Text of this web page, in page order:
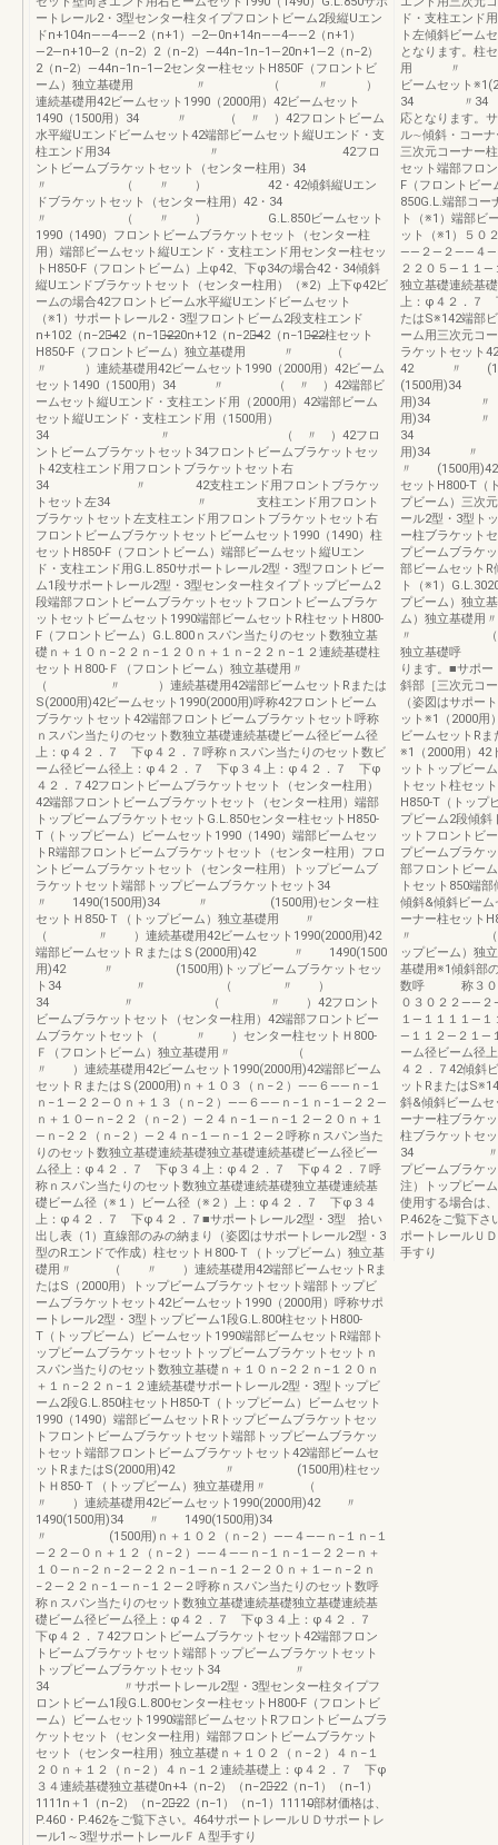
ートレール2・3型センター柱タイプフロントビーム2段縦Uエン
ドn+104n――4――2（n+1）―2―0n+14n――4――2（n+1）
―2―n+10―2（n−2）2（n−2）―44n−1n−1―20n+1―2（n−2）
2（n−2）―44n−1n−1―2センター柱セットH850F（フロントビ
ーム）独立基礎用 〃 （ 〃 ）
連続基礎用42ビームセット1990（2000用）42ビームセット
1490（1500用）34 〃 （ 〃 ）42フロントビーム
水平縦Uエンドビームセット42端部ビームセット縦Uエンド・支
柱エンド用34 〃 42フロ
ントビームブラケットセット（センター柱用）34
〃 （ 〃 ） 42・42傾斜縦Uエン
ドブラケットセット（センター柱用）42・34
〃 （ 〃 ） G.L.850ビームセット
1990（1490）フロントビームブラケットセット（センター柱
用）端部ビームセット縦Uエンド・支柱エンド用センター柱セッ
トH850-F（フロントビーム）上φ42、下φ34の場合42・34傾斜
縦Uエンドブラケットセット（センター柱用）（※2）上下φ42ビ
ームの場合42フロントビーム水平縦Uエンドビームセット
（※1）サポートレール2・3型フロントビーム2段支柱エンド
n+102（n−2）̶̶4̶̶2（n−1）̶2̶2̶0n+12（n−2）̶̶4̶̶2（n−1）̶2̶2̶柱セット
H850-F（フロントビーム）独立基礎用 〃 （
〃 ）連続基礎用42ビームセット1990（2000用）42ビーム
セット1490（1500用）34 〃 （ 〃 ）42端部ビ
ームセット縦Uエンド・支柱エンド用（2000用）42端部ビーム
セット縦Uエンド・支柱エンド用（1500用）
34 〃 （ 〃 ）42フロ
ントビームブラケットセット34フロントビームブラケットセッ
ト42支柱エンド用フロントブラケットセット右
34 〃 42支柱エンド用フロントブラケッ
トセット左34 〃 支柱エンド用フロント
ブラケットセット左支柱エンド用フロントブラケットセット右
フロントビームブラケットセットビームセット1990（1490）柱
セットH850-F（フロントビーム）端部ビームセット縦Uエン
ド・支柱エンド用G.L.850サポートレール2型・3型フロントビー
ム1段サポートレール2型・3型センター柱タイプトップビーム2
段端部フロントビームブラケットセットフロントビームブラケ
ットセットビームセット1990端部ビームセットR柱セットH800-
F（フロントビーム）G.L.800ｎスパン当たりのセット数独立基
礎ｎ＋１０ｎ−２２ｎ−１２０ｎ＋１ｎ−２２ｎ−１２連続基礎柱
セットＨ800-Ｆ（フロントビーム）独立基礎用〃
（ 〃 ）連続基礎用42端部ビームセットRまたは
S(2000用)42ビームセット1990(2000用)呼称42フロントビーム
ブラケットセット42端部フロントビームブラケットセット呼称
ｎスパン当たりのセット数独立基礎連続基礎ビーム径ビーム径
上：φ４２．７ 下φ４２．７呼称ｎスパン当たりのセット数ビ
ーム径ビーム径上：φ４２．７ 下φ３４上：φ４２．７ 下φ
４２．７42フロントビームブラケットセット（センター柱用）
42端部フロントビームブラケットセット（センター柱用）端部
トップビームブラケットセットG.L.850センター柱セットH850-
T（トップビーム）ビームセット1990（1490）端部ビームセッ
トR端部フロントビームブラケットセット（センター柱用）フロ
ントビームブラケットセット（センター柱用）トップビームブ
ラケットセット端部トップビームブラケットセット34
〃 1490(1500用)34 〃 (1500用)センター柱
セットＨ850-Ｔ（トップビーム）独立基礎用 〃
（ 〃 ）連続基礎用42ビームセット1990(2000用)42
端部ビームセットＲまたはＳ(2000用)42 〃 1490(1500
用)42 〃 (1500用)トップビームブラケットセッ
ト34 〃 （ 〃 ）
34 〃 （ 〃 ）42フロント
ビームブラケットセット（センター柱用）42端部フロントビー
ムブラケットセット（ 〃 ）センター柱セットＨ800-
Ｆ（フロントビーム）独立基礎用〃 （
〃 ）連続基礎用42ビームセット1990(2000用)42端部ビーム
セットＲまたはＳ(2000用)ｎ＋１０３（ｎ−２）――６――ｎ−１
ｎ−１―２２―０ｎ＋１３（ｎ−２）――６――ｎ−１ｎ−１―２２―
ｎ＋１０―ｎ−２２（ｎ−２）―２４ｎ−１―ｎ−１２―２０ｎ＋１
―ｎ−２２（ｎ−２）―２４ｎ−１―ｎ−１２―２呼称ｎスパン当た
りのセット数独立基礎連続基礎独立基礎連続基礎ビーム径ビー
ム径上：φ４２．７ 下φ３４上：φ４２．７ 下φ４２．７呼
称ｎスパン当たりのセット数独立基礎連続基礎独立基礎連続基
礎ビーム径（※１）ビーム径（※２）上：φ４２．７ 下φ３４
上：φ４２．７ 下φ４２．７■サポートレール2型・3型 拾い
出し表（1）直線部のみの納まり（姿図はサポートレール2型・3
型のRエンドで作成）柱セットＨ800-Ｔ（トップビーム）独立基
礎用〃 （ 〃 ）連続基礎用42端部ビームセットRま
たはS（2000用）トップビームブラケットセット端部トップビ
ームブラケットセット42ビームセット1990（2000用）呼称サポ
ートレール2型・3型トップビーム1段G.L.800柱セットH800-
T（トップビーム）ビームセット1990端部ビームセットR端部ト
ップビームブラケットセットトップビームブラケットセットｎ
スパン当たりのセット数独立基礎ｎ＋１０ｎ−２２ｎ−１２０ｎ
＋１ｎ−２２ｎ−１２連続基礎サポートレール2型・3型トップビ
ーム2段G.L.850柱セットH850-T（トップビーム）ビームセット
1990（1490）端部ビームセットRトップビームブラケットセッ
トフロントビームブラケットセット端部トップビームブラケッ
トセット端部フロントビームブラケットセット42端部ビームセ
ットRまたはS(2000用)42 〃 (1500用)柱セッ
トＨ850-Ｔ（トップビーム）独立基礎用〃 （
〃 ）連続基礎用42ビームセット1990(2000用)42 〃
1490(1500用)34 〃 1490(1500用)34
〃 (1500用)ｎ＋１０２（ｎ−２）――４――ｎ−１ｎ−１
―２２―０ｎ＋１２（ｎ−２）――４――ｎ−１ｎ−１―２２―ｎ＋
１０―ｎ−２ｎ−２―２２ｎ−１―ｎ−１２―２０ｎ＋１―ｎ−２ｎ
−２―２２ｎ−１―ｎ−１２―２呼称ｎスパン当たりのセット数呼
称ｎスパン当たりのセット数独立基礎連続基礎独立基礎連続基
礎ビーム径ビーム径上：φ４２．７ 下φ３４上：φ４２．７
下φ４２．７42フロントビームブラケットセット42端部フロン
トビームブラケットセット端部トップビームブラケットセット
トップビームブラケットセット34 〃
34 〃サポートレール2型・3型センター柱タイプフ
ロントビーム1段G.L.800センター柱セットH800-F（フロントビ
ーム）ビームセット1990端部ビームセットRフロントビームブラ
ケットセット（センター柱用）端部フロントビームブラケット
セット（センター柱用）独立基礎ｎ＋１０２（ｎ−２）４ｎ−１
２０ｎ＋１２（ｎ−２）４ｎ−１２連続基礎上：φ４２．７ 下φ
３４連続基礎独立基礎0n+1̶（n−2）（n−2）̶22（n−1）（n−1）
1111n＋1（n−2）（n−2）̶22（n−1）（n−1）11110̶部材価格は、
P.460・P.462をご覧下さい。464サポートレールＵＤサポートレ
ール1～3型サポートレールＦＡ型手すり
ド・支柱エンド
ト左傾斜ビーム
となります。柱
用 〃 （
ビームセ
34 〃34
応となります。
ル∼傾斜・コー
三次元コーナー
セット端部フロ
F（フロントビー
850G.L.端部コー
ト（※1）端部ビ
ット（※1）５
――２―２――４―
２２０５―１１―
独立基礎連続基
上：φ４２．７
たはS※142端部
ーム用三次元コ
ラケットセット
42 〃
(1500用
用)34 〃
用)34
34 〃
用)34 〃
〃 (1500用)42
セットH800-T（
プビーム）三次
ール2型・3型ト
ー柱ブラケット
プビームブラケ
部ビームセット
ト（※1）
プビーム）独立
ム）独立基
〃 （ 〃
独立基礎呼 称
ります。■サポ
斜部［三次元コ
（姿図はサポー
ット※1（2000用
ビームセットR
※1（2000用）42
ットトップビー
トセット柱セッ
H850-T（トップ
プビーム2段傾斜
ットフロントビ
プビームブラケ
部フロントビー
トセット850端
傾斜&傾斜ビー
ーナー柱セッ
〃 （ 〃 ）
ップビー
基礎用※1傾斜部
数呼 称３０
０３０２２――
１―１１１１―
―１１２―２１―
ーム径ビーム
４２．７42傾斜
ットRまたは
斜&傾斜ビーム
ーナー柱ブラケ
柱ブラケットセ
34 〃42端部
プビームブラケ
注）トップビー
使用する場合は
P.462をご覧下さ
ポートレールＵ
手すり